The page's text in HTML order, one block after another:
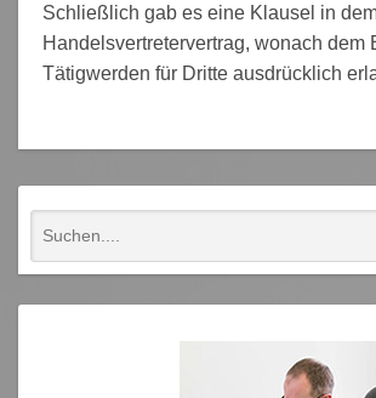
Schließlich gab es eine Klausel in
Handelsvertretervertrag, wonach dem
Tätigwerden für Dritte ausdrücklich